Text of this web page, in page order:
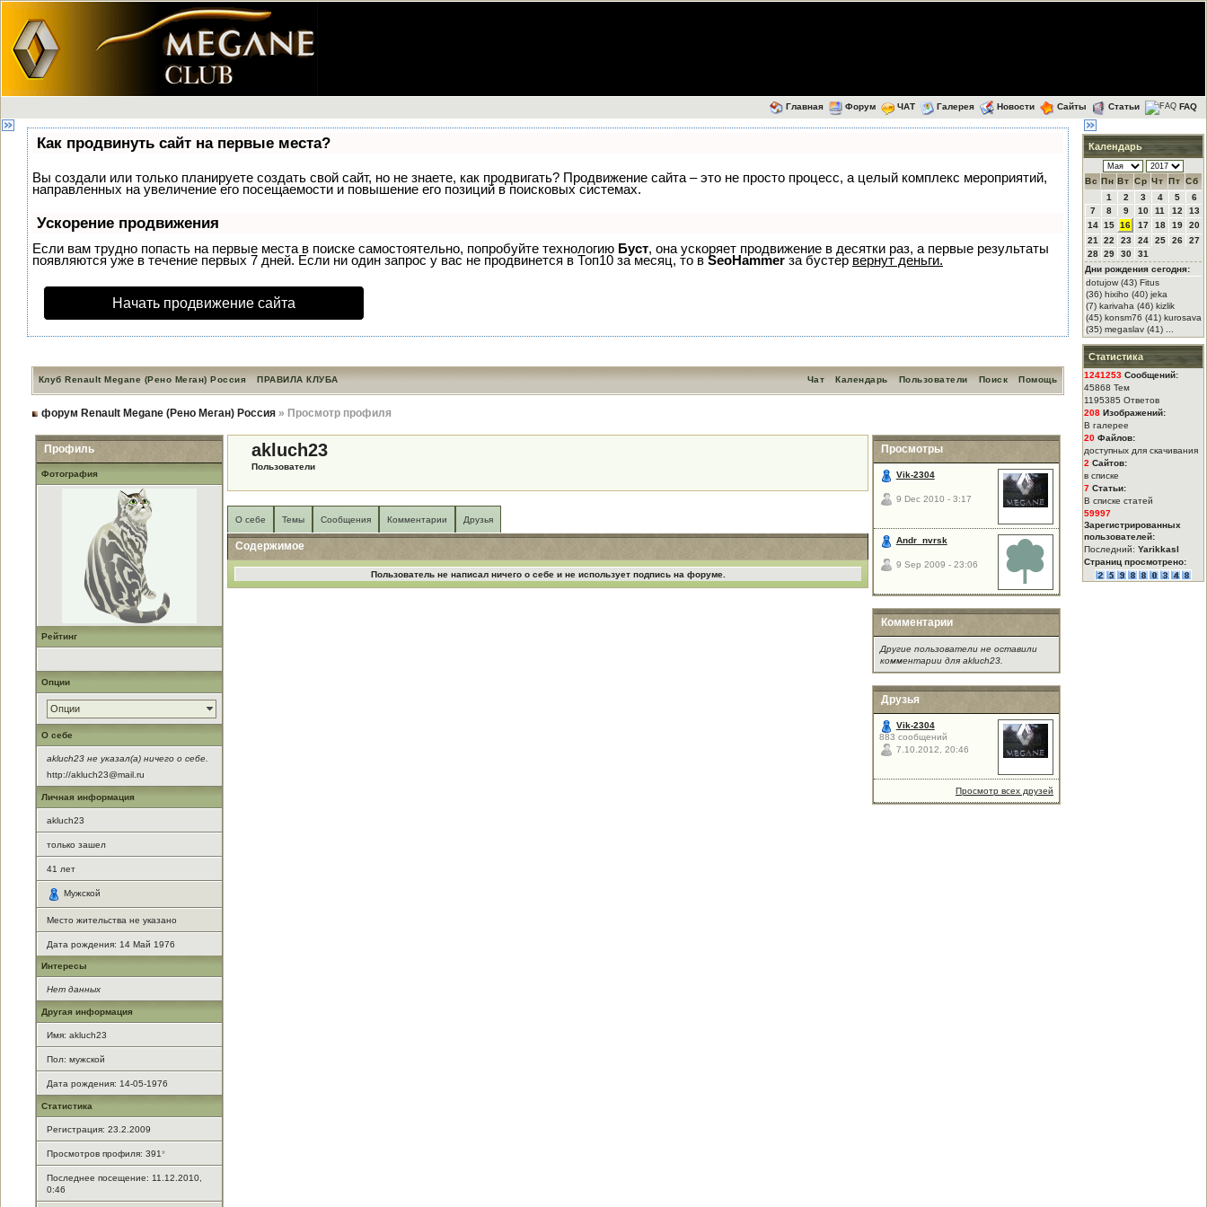
Главная Форум ЧАТ Галерея Новости Сайты Статьи FAQ
Как продвинуть сайт на первые места?
Вы создали или только планируете создать свой сайт, но не знаете, как продвигать? Продвижение сайта – это не просто процесс, а целый комплекс мероприятий,
направленных на увеличение его посещаемости и повышение его позиций в поисковых системах.
Ускорение продвижения
Если вам трудно попасть на первые места в поиске самостоятельно, попробуйте технологию Буст, она ускоряет продвижение в десятки раз, а первые результаты
появляются уже в течение первых 7 дней. Если ни один запрос у вас не продвинется в Топ10 за месяц, то в SeoHammer за бустер вернут деньги.
Начать продвижение сайта
Клуб Renault Megane (Рено Меган) Россия ПРАВИЛА КЛУБА Помощь
Поиск
Пользователи
Календарь
Чат
форум Renault Megane (Рено Меган) Россия» Просмотр профиля
Профиль
Фотография
Рейтинг
Опции
Опции
О себе
akluch23 не указал(а) ничего о себе.
http://akluch23@mail.ru
Личная информация
akluch23
только зашел
41 лет
Мужской
Место жительства не указано
Дата рождения: 14 Май 1976
Интересы
Нет данных
Другая информация
Имя: akluch23
Пол: мужской
Дата рождения: 14-05-1976
Статистика
Регистрация: 23.2.2009
Просмотров профиля: 391*
Последнее посещение: 11.12.2010,
0:46
akluch23
Пользователи
О себе Темы Сообщения Комментарии Друзья
Содержимое
Пользователь не написал ничего о себе и не использует подпись на форуме.
Просмотры
Vik-2304
9 Dec 2010 - 3:17
Andr_nvrsk
9 Sep 2009 - 23:06
Комментарии
Другие пользователи не оставили
комментарии для akluch23.
Друзья
Vik-2304
883 сообщений
7.10.2012, 20:46
Просмотр всех друзей
Календарь
Вс Пн Вт Ср Чт Пт Сб
1
2 3 4 5
6
7
8 9 10 11 12
13
14 15 16 17 18 19
20
21
22 23 24 25 26
27
28 29 30
31
Дни рождения сегодня:
dotujow (43) Fitus
(36) hixiho (40) jeka
(7) karivaha (46) kizlik
(45) konsm76 (41) kurosava
(35) megaslav (41) ...
Статистика
1241253 Сообщений:
45868 Тем
1195385 Ответов
208 Изображений:
В галерее
20 Файлов:
доступных для скачивания
2 Сайтов:
в списке
7 Статьи:
В списке статей
59997
Зарегистрированных
пользователей:
Последний: Yarikkasl
Страниц просмотрено: